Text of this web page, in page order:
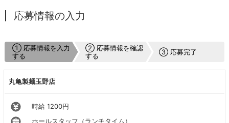
応募情報の入力
① 応募情報を入力
する
② 応募情報を確認
する
③ 応募完了
丸亀製麺玉野店
時給 1200円
ホールスタッフ（ランチタイム）